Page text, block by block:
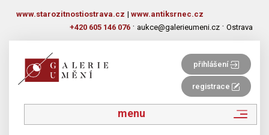
www.starozitnostiostrava.cz | www.antiksrnec.cz
+420 605 146 076 · aukce@galerieumeni.cz · Ostrava
přihlášení
registrace
menu